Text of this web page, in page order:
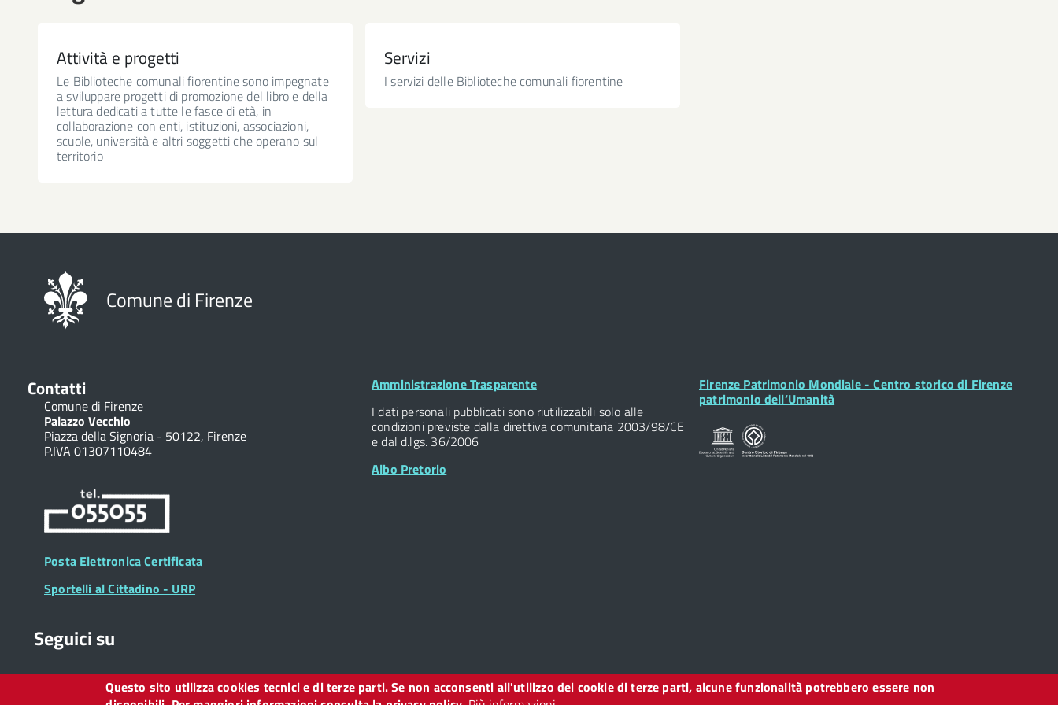
Attività e progetti
Le Biblioteche comunali fiorentine sono impegnate
a sviluppare progetti di promozione del libro e della
lettura dedicati a tutte le fasce di età, in
collaborazione con enti, istituzioni, associazioni,
scuole, università e altri soggetti che operano sul
territorio
Servizi
I servizi delle Biblioteche comunali fiorentine
Comune di Firenze
Contatti
Comune di Firenze
Palazzo Vecchio
Piazza della Signoria - 50122, Firenze
P.IVA 01307110484
Posta Elettronica Certificata
Sportelli al Cittadino - URP
Footer
Amministrazione Trasparente
I dati personali pubblicati sono riutilizzabili solo alle
condizioni previste dalla direttiva comunitaria 2003/98/CE
e dal d.lgs. 36/2006
Albo Pretorio
Footer
Widget
Firenze Patrimonio Mondiale - Centro storico di Firenze
patrimonio dell’Umanità
Seguici su
Collegamento
Collegamento
Collegamento
Collegamento
Collegamento
Collegamento
Collegamento
Questo sito utilizza cookies tecnici e di terze parti. Se non acconsenti all'utilizzo dei cookie di terze parti, alcune funzionalità potrebbero essere non